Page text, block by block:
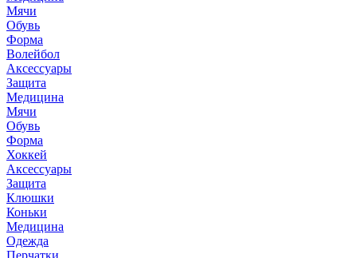
Мячи
Обувь
Форма
Волейбол
Аксессуары
Защита
Медицина
Мячи
Обувь
Форма
Хоккей
Аксессуары
Защита
Клюшки
Коньки
Медицина
Одежда
Перчатки